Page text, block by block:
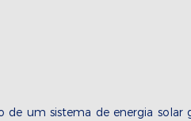
de um sistema de energia solar